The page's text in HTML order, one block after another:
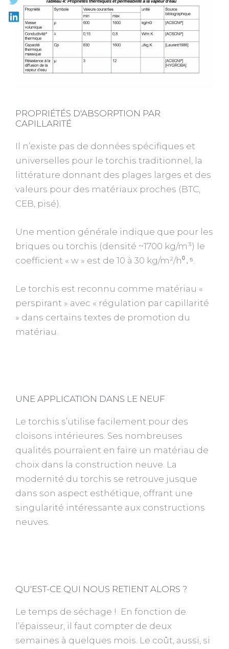
PROPRIÉTÉS D'ABSORPTION PAR
CAPILLARITÉ
Il n’existe pas de données spécifiques et
universelles pour le torchis traditionnel, la
littérature donnant des plages larges et des
valeurs pour des matériaux proches (BTC,
CEB, pisé).
Une mention générale indique que pour les
briques ou torchis (densité ~1700 kg/m³) le
coefficient « w » est de 10 à 30 kg/m²/h⁰․⁵.
Le torchis est reconnu comme matériau «
perspirant » avec « régulation par capillarité
» dans certains textes de promotion du
matériau.
UNE APPLICATION DANS LE NEUF
Le torchis s’utilise facilement pour des
cloisons intérieures. Ses nombreuses
qualités pourraient en faire un matériau de
choix dans la construction neuve. La
modernité du torchis se retrouve jusque
dans son aspect esthétique, offrant une
singularité intéressante aux constructions
neuves.
QU'EST-CE QUI NOUS RETIENT ALORS ?
Le temps de séchage ! En fonction de
l’épaisseur, il faut compter de deux
semaines à quelques mois. Le coût, aussi, si